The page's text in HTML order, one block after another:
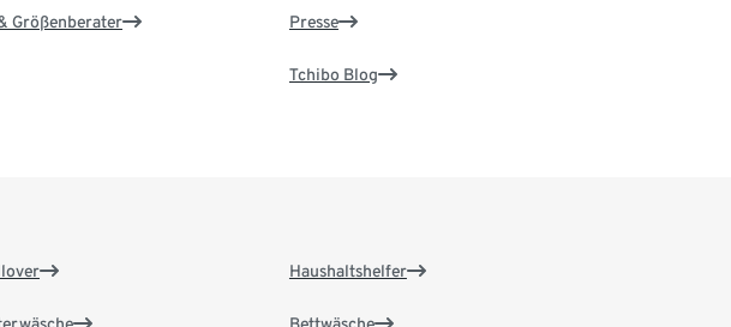
Größenberater Presse
Tchibo Blog
Haushaltshelfer